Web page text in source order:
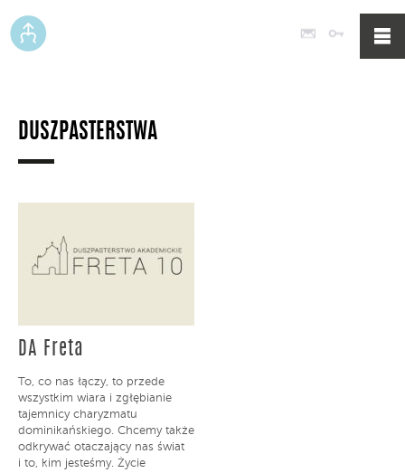
Poczta
DUSZPASTERSTWA
DA Freta
To, co nas łączy, to przede
wszystkim wiara i zgłębianie
tajemnicy charyzmatu
dominikańskiego. Chcemy także
odkrywać otaczający nas świat
i to, kim jesteśmy. Życie